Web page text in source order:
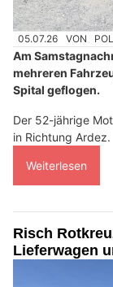
05.07.26 VON
Am
mehreren
Spital geflogen.
Der 52-jährige
in Richtung Ardez.
Weiterlesen
Risch
Lieferwagen